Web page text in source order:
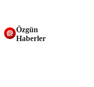
Özgün
Haberler